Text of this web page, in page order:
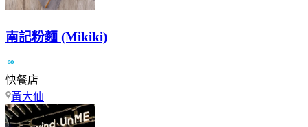
南記粉麵 (Mikiki)
快餐店
黃大仙